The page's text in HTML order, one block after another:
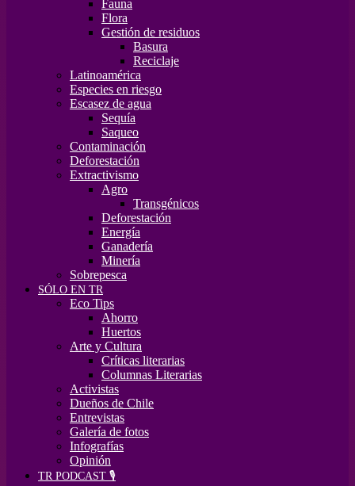
Fauna
Flora
Gestión de residuos
Basura
Reciclaje
Latinoamérica
Especies en riesgo
Escasez de agua
Sequía
Saqueo
Contaminación
Deforestación
Extractivismo
Agro
Transgénicos
Deforestación
Energía
Ganadería
Minería
Sobrepesca
SÓLO EN TR
Eco Tips
Ahorro
Huertos
Arte y Cultura
Críticas literarias
Columnas Literarias
Activistas
Dueños de Chile
Entrevistas
Galería de fotos
Infografías
Opinión
TR PODCAST 🎙️